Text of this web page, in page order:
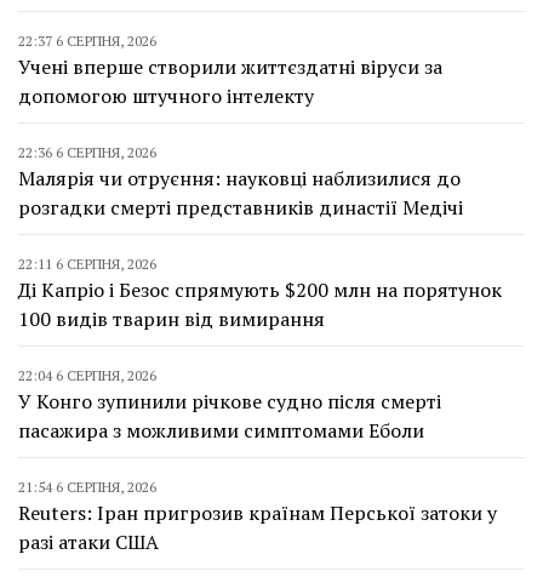
22:37 6 СЕРПНЯ, 2026
Учені вперше створили життєздатні віруси за
допомогою штучного інтелекту
22:36 6 СЕРПНЯ, 2026
Малярія чи отруєння: науковці наблизилися до
розгадки смерті представників династії Медічі
22:11 6 СЕРПНЯ, 2026
Ді Капріо і Безос спрямують $200 млн на порятунок
100 видів тварин від вимирання
22:04 6 СЕРПНЯ, 2026
У Конго зупинили річкове судно після смерті
пасажира з можливими симптомами Еболи
21:54 6 СЕРПНЯ, 2026
Reuters: Іран пригрозив країнам Перської затоки у
разі атаки США